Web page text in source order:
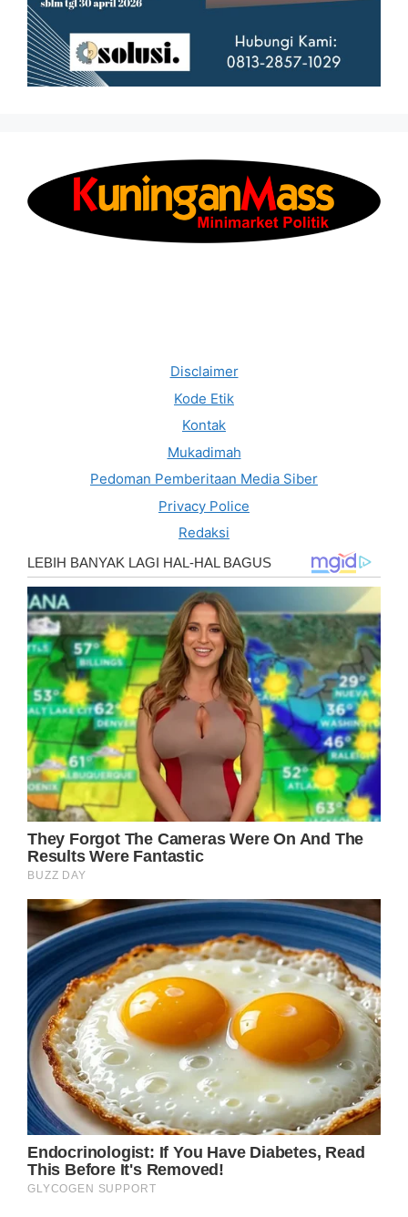
Disclaimer
Kode Etik
Kontak
Mukadimah
Pedoman Pemberitaan Media Siber
Privacy Police
Redaksi